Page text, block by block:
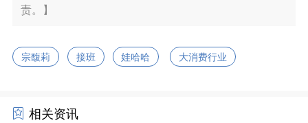
责。】
宗馥莉 接班 娃哈哈 大消费行业
相关资讯